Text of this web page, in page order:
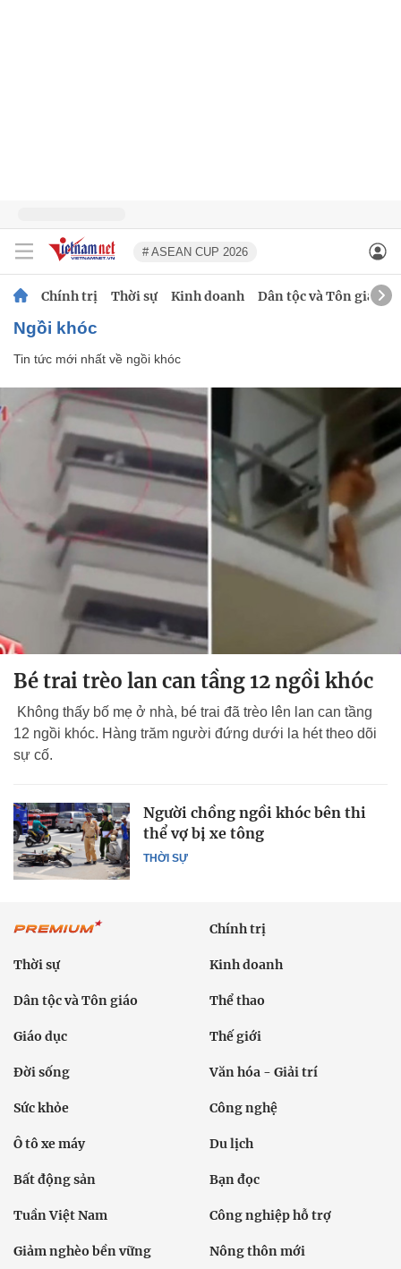
# ASEAN CUP 2026
Chính trị Thời sự Kinh doanh Dân tộc và Tôn giáo
ngồi khóc
Tin tức mới nhất về ngồi khóc
Bé trai trèo lan can tầng 12 ngồi khóc
Không thấy bố mẹ ở nhà, bé trai đã trèo lên lan can tầng
12 ngồi khóc. Hàng trăm người đứng dưới la hét theo dõi
sự cố.
THỜI SỰ
Người chồng ngồi khóc bên thi
thể vợ bị xe tông
Chính trị
Thời sự Kinh doanh
Dân tộc và Tôn giáo Thể thao
Giáo dục Thế giới
Đời sống Văn hóa - Giải trí
Sức khỏe Công nghệ
Ô tô xe máy Du lịch
Bất động sản Bạn đọc
Tuần Việt Nam Công nghiệp hỗ trợ
Giảm nghèo bền vững Nông thôn mới